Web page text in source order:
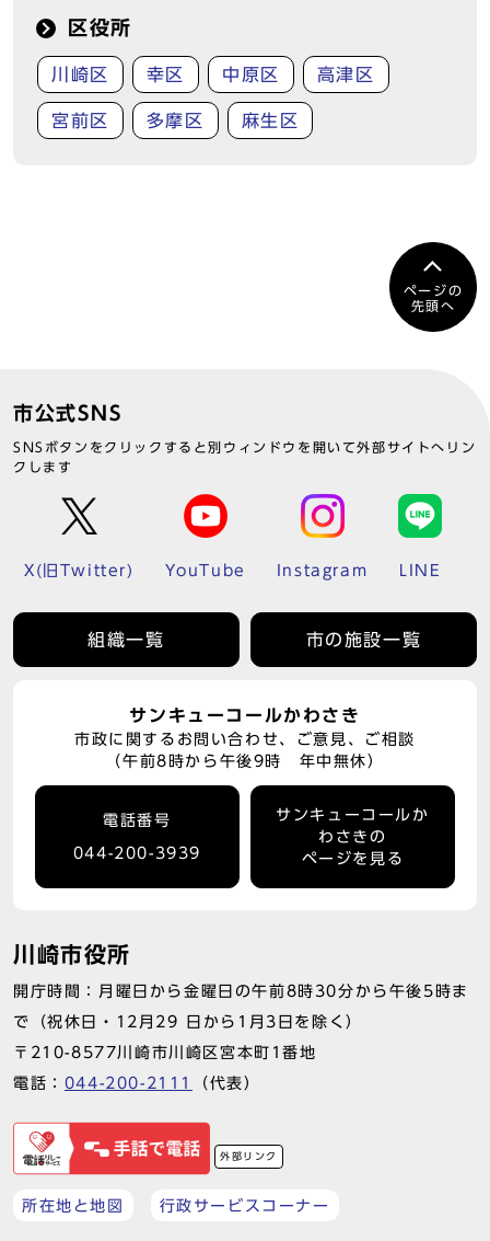
区役所
川崎区 幸区 中原区 高津区
宮前区 多摩区 麻生区
ページの
先頭へ
市公式SNS
SNSボタンをクリックすると別ウィンドウを開いて外部サイトへリン
クします
X(旧Twitter) YouTube Instagram LINE
組織一覧 市の施設一覧
サンキューコールかわさき
市政に関するお問い合わせ、ご意見、ご相談
（午前8時から午後9時 年中無休）
電話番号
044-200-3939
サンキューコールか
わさきの
ページを見る
川崎市役所
開庁時間：月曜日から金曜日の午前8時30分から午後5時ま
で（祝休日・12月29 日から1月3日を除く）
〒210-8577川崎市川崎区宮本町1番地
電話： 044-200-2111 （代表）
外部リンク
所在地と地図 行政サービスコーナー